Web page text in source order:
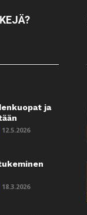
ja
12.5.2026
18.3.2026